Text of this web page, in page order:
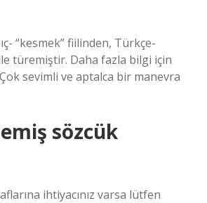
“kesmek” fiilinden, Türkçe-
türemiştir. Daha fazla bilgi için
sevimli ve aptalca bir manevra
sözcük
ihtiyacınız varsa lütfen